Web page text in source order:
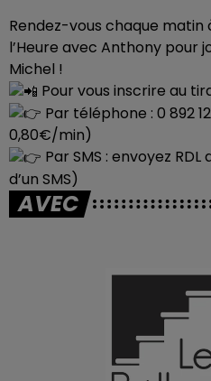
Rendez-vous chaque matin
l’Heure avec Anthony pour
Michel !
Pour vous inscrire au
Par téléphone : 0 892
0,80€/min)
Par SMS : envoyez
d’un SMS)
AVEC